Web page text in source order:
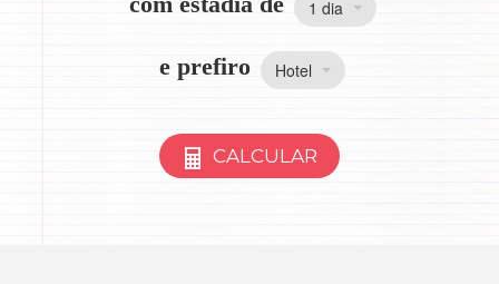
1 dia
e prefiro Hotel
CALCULAR